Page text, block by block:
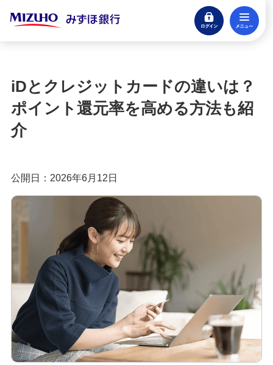
ログイン
閉じる
みずほ楽天カード（クレジットカード）
クレジットカードとは？種類やメリット・注意
点、審査の流れを分かりやすく解説
クレジットカードのポイント還元率とは？選び方
や効率良く貯めるコツを紹介
クレジットカードの年会費は？無料・有料のメリ
ットや選び方を分かりやすく解説
クレジットカードの作り方は？必要なものや初め
ての1枚を選ぶ際のポイントも解説
クレジットカードのセキュリティコードとは？役
割や確認方法、不正利用対策を解説
iDとクレジットカードの違いは？
ポイント還元率を高める方法も紹
介
公開日：2026年6月12日